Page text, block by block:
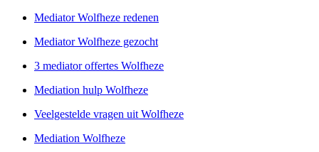
Mediator Wolfheze redenen
Mediator Wolfheze gezocht
3 mediator offertes Wolfheze
Mediation hulp Wolfheze
Veelgestelde vragen uit Wolfheze
Mediation Wolfheze